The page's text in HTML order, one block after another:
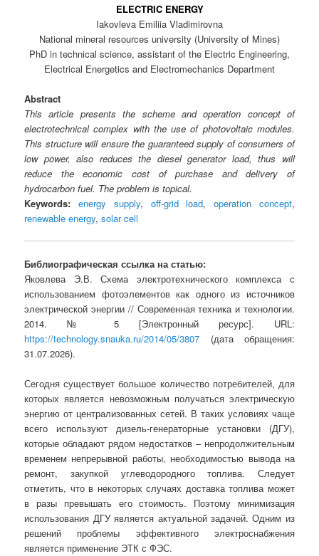
ELECTRIC ENERGY
Iakovleva Emiliia Vladimirovna
National mineral resources university (University of Mines)
PhD in technical science, assistant of the Electric Engineering,
Electrical Energetics and Electromechanics Department
Abstract
This article presents the scheme and operation concept of
electrotechnical complex with the use of photovoltaic modules.
This structure will ensure the guaranteed supply of consumers of
low power, also reduces the diesel generator load, thus will
reduce the economic cost of purchase and delivery of
hydrocarbon fuel. The problem is topical.
Keywords: energy supply, off-grid load,operation concept,
renewable energy,solar cell
Библиографическая ссылка на статью:
Яковлева Э.В. Схема электротехнического комплекса с
использованием фотоэлементов как одного из источников
электрической энергии // Современная техника и технологии.
2014. № 5 [Электронный ресурс]. URL:
https://technology.snauka.ru/2014/05/3807 (дата обращения:
31.07.2026).
Сегодня существует большое количество потребителей, для
которых является невозможным получаться электрическую
энергию от централизованных сетей. В таких условиях чаще
всего используют дизель-генераторные установки (ДГУ),
которые обладают рядом недостатков – непродолжительным
временем непрерывной работы, необходимостью вывода на
ремонт, закупкой углеводородного топлива. Следует
отметить, что в некоторых случаях доставка топлива может
в разы превышать его стоимость. Поэтому минимизация
использования ДГУ является актуальной задачей. Одним из
решений проблемы эффективного электроснабжения
является применение ЭТК с ФЭС.